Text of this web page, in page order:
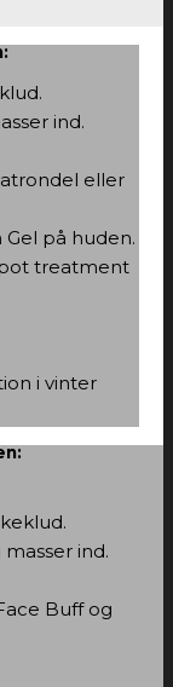
ind.
eller
Gel på huden.
treatment
i vinter
ind.
Buff og